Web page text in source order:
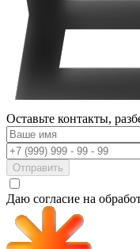
Оставьте контакты,
Отправить
Даю согласие на